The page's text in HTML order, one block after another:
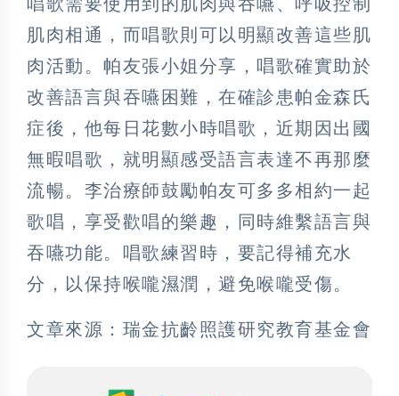
肌肉相通，而唱歌則可以明顯改善這些肌
肉活動。帕友張小姐分享，唱歌確實助於
改善語言與吞嚥困難，在確診患帕金森氏
症後，他每日花數小時唱歌，近期因出國
無暇唱歌，就明顯感受語言表達不再那麼
流暢。李治療師鼓勵帕友可多多相約一起
歌唱，享受歡唱的樂趣，同時維繫語言與
吞嚥功能。唱歌練習時，要記得補充水
分，以保持喉嚨濕潤，避免喉嚨受傷。
文章來源：瑞金抗齡照護研究教育基金會